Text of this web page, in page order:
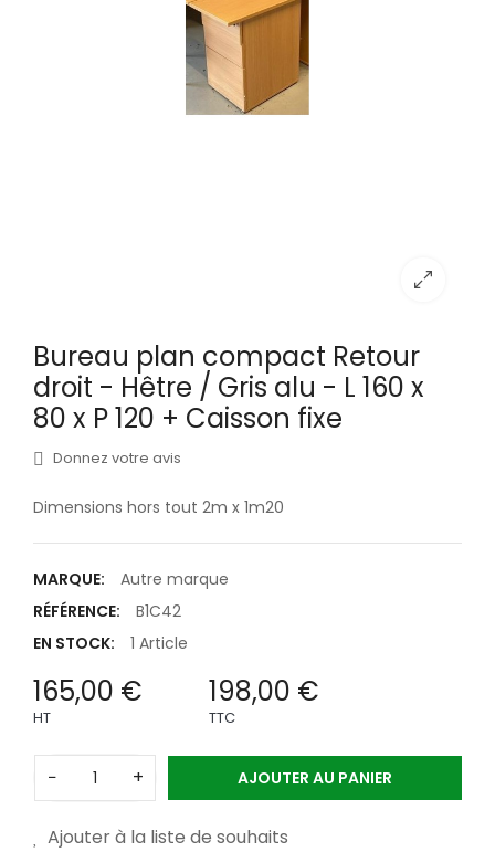
Bureau plan compact Retour
droit - Hêtre / Gris alu - L 160 x
80 x P 120 + Caisson fixe
Donnez votre avis
Dimensions hors tout 2m x 1m20
MARQUE:
Autre marque
RÉFÉRENCE:
B1C42
EN STOCK:
1 Article
165,00 €
HT
198,00 €
TTC
− + AJOUTER AU PANIER
Ajouter à la liste de souhaits